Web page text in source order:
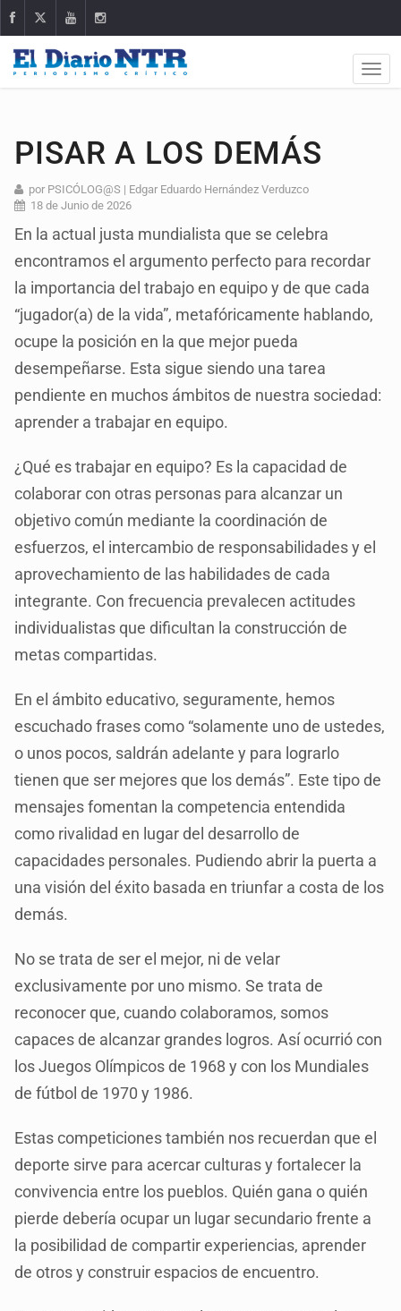
PISAR A LOS DEMÁS
por PSICÓLOG@S | Edgar Eduardo Hernández Verduzco
18 de Junio de 2026
En la actual justa mundialista que se celebra
encontramos el argumento perfecto para recordar
la importancia del trabajo en equipo y de que cada
“jugador(a) de la vida”, metafóricamente hablando,
ocupe la posición en la que mejor pueda
desempeñarse. Esta sigue siendo una tarea
pendiente en muchos ámbitos de nuestra sociedad:
aprender a trabajar en equipo.
¿Qué es trabajar en equipo? Es la capacidad de
colaborar con otras personas para alcanzar un
objetivo común mediante la coordinación de
esfuerzos, el intercambio de responsabilidades y el
aprovechamiento de las habilidades de cada
integrante. Con frecuencia prevalecen actitudes
individualistas que dificultan la construcción de
metas compartidas.
En el ámbito educativo, seguramente, hemos
escuchado frases como “solamente uno de ustedes,
o unos pocos, saldrán adelante y para lograrlo
tienen que ser mejores que los demás”. Este tipo de
mensajes fomentan la competencia entendida
como rivalidad en lugar del desarrollo de
capacidades personales. Pudiendo abrir la puerta a
una visión del éxito basada en triunfar a costa de los
demás.
No se trata de ser el mejor, ni de velar
exclusivamente por uno mismo. Se trata de
reconocer que, cuando colaboramos, somos
capaces de alcanzar grandes logros. Así ocurrió con
los Juegos Olímpicos de 1968 y con los Mundiales
de fútbol de 1970 y 1986.
Estas competiciones también nos recuerdan que el
deporte sirve para acercar culturas y fortalecer la
convivencia entre los pueblos. Quién gana o quién
pierde debería ocupar un lugar secundario frente a
la posibilidad de compartir experiencias, aprender
de otros y construir espacios de encuentro.